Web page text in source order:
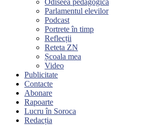
Odiseea pedagogică
Parlamentul elevilor
Podcast
Portrete în timp
Reflecții
Reteta ZN
Școala mea
Video
Publicitate
Contacte
Abonare
Rapoarte
Lucru în Soroca
Redacția